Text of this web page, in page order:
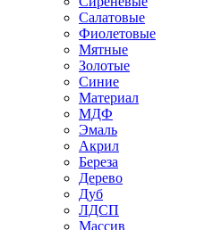
Салатовые
Фиолетовые
Мятные
Золотые
Синие
Материал
МДФ
Эмаль
Акрил
Береза
Дерево
Дуб
ЛДСП
Массив